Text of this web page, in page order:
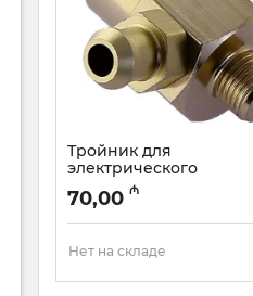
Тройник для
электрического
опрессовочного насоса
98160Т (к0000026439)
Артикул: 003001010
70,00 ₼
Нет на складе